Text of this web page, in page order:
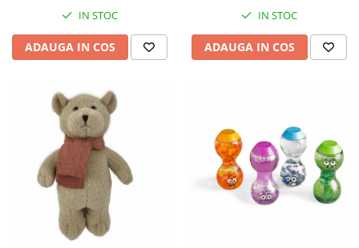
IN STOC
ADAUGA IN COS
IN STOC
ADAUGA IN COS